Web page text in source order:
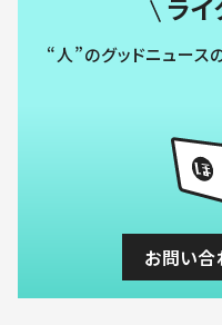
“人”のグッドニュース
お問い